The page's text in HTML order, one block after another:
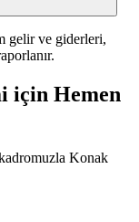
gelir ve giderleri,
için Hemen
Konak